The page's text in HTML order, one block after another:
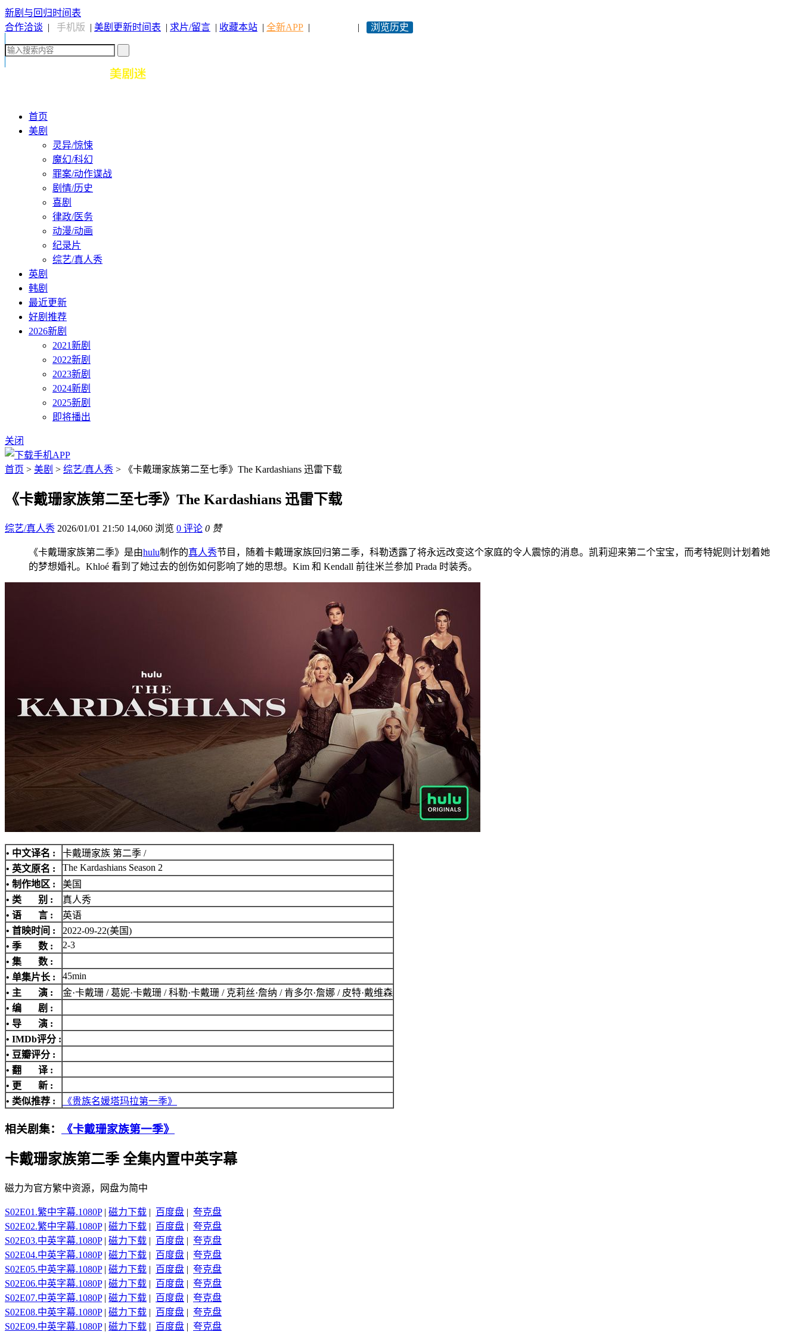
新剧与回归时间表
合作洽谈 | 手机版 | 美剧更新时间表 | 求片/留言 | 收藏本站 | 全新APP | | 浏览历史
首页
美剧
灵异/惊悚
魔幻/科幻
罪案/动作谍战
剧情/历史
喜剧
律政/医务
动漫/动画
纪录片
综艺/真人秀
英剧
韩剧
最近更新
好剧推荐
2026新剧
2021新剧
2022新剧
2023新剧
2024新剧
2025新剧
即将播出
关闭
首页 > 美剧 > 综艺/真人秀 > 《卡戴珊家族第二至七季》The Kardashians 迅雷下载
《卡戴珊家族第二至七季》The Kardashians 迅雷下载
综艺/真人秀 2026/01/01 21:50 14,060 浏览 0 评论 0 赞
《卡戴珊家族第二季》是由hulu制作的真人秀节目，随着卡戴珊家族回归第二季，科勒透露了将永远改变这个家庭的令人震惊的消息。凯莉迎来第二个宝宝，而考特妮则计划着她
的梦想婚礼。Khloé 看到了她过去的创伤如何影响了她的思想。Kim 和 Kendall 前往米兰参加 Prada 时装秀。
• 中文译名 :
卡戴珊家族 第二季 /
• 英文原名 :
The Kardashians Season 2
• 制作地区 :
美国
• 类 别 :
真人秀
• 语 言 :
英语
• 首映时间 :
2022-09-22(美国)
• 季 数 :
2-3
• 集 数 :
• 单集片长 :
45min
• 主 演 :
金·卡戴珊 / 葛妮·卡戴珊 / 科勒·卡戴珊 / 克莉丝·詹纳 / 肯多尔·詹娜 / 皮特·戴维森
• 编 剧 :
• 导 演 :
• IMDb评分 :
• 豆瓣评分 :
• 翻 译 :
• 更 新 :
• 类似推荐 :
《贵族名媛塔玛拉第一季》
相关剧集： 《卡戴珊家族第一季》
卡戴珊家族第二季 全集内置中英字幕
磁力为官方繁中资源，网盘为简中
S02E01.繁中字幕.1080P| 磁力下载 | 百度盘 | 夸克盘
S02E02.繁中字幕.1080P| 磁力下载 | 百度盘 | 夸克盘
S02E03.中英字幕.1080P| 磁力下载 | 百度盘 | 夸克盘
S02E04.中英字幕.1080P| 磁力下载 | 百度盘 | 夸克盘
S02E05.中英字幕.1080P| 磁力下载 | 百度盘 | 夸克盘
S02E06.中英字幕.1080P| 磁力下载 | 百度盘 | 夸克盘
S02E07.中英字幕.1080P| 磁力下载 | 百度盘 | 夸克盘
S02E08.中英字幕.1080P| 磁力下载 | 百度盘 | 夸克盘
S02E09.中英字幕.1080P| 磁力下载 | 百度盘 | 夸克盘